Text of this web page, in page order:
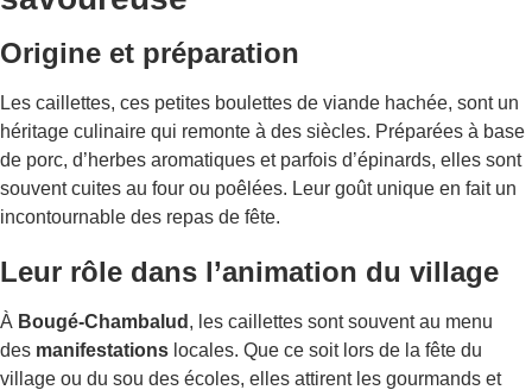
Origine et préparation
Les caillettes, ces petites boulettes de viande hachée, sont un
héritage culinaire qui remonte à des siècles. Préparées à base
de porc, d’herbes aromatiques et parfois d’épinards, elles sont
souvent cuites au four ou poêlées. Leur goût unique en fait un
incontournable des repas de fête.
Leur rôle dans l’animation du village
À Bougé-Chambalud , les caillettes sont souvent au menu
des manifestations locales. Que ce soit lors de la fête du
village ou du sou des écoles, elles attirent les gourmands et